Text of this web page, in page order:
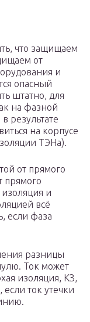
что защищаем
от
и
опасный
штатно, для
на фазной
результате
на корпусе
ТЭНа).
от прямого
прямого
и
всё
если фаза
разницы
Ток может
изоляция, КЗ,
если ток утечки